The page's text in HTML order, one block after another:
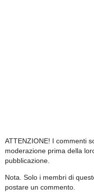
ATTENZIONE! I commenti
moderazione prima della
pubblicazione.
Nota. Solo i membri di
postare un commento.